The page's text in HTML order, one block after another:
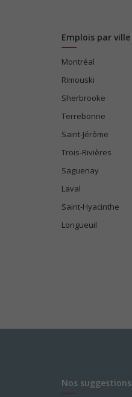
Emplois par ville
Montréal
Rimouski
Sherbrooke
Terrebonne
Saint-Jérôme
Trois-Rivières
Saguenay
Laval
Saint-Hyacinthe
Longueuil
Nos suggestions